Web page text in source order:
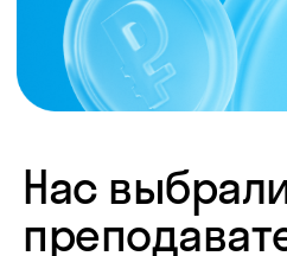
был приятнее